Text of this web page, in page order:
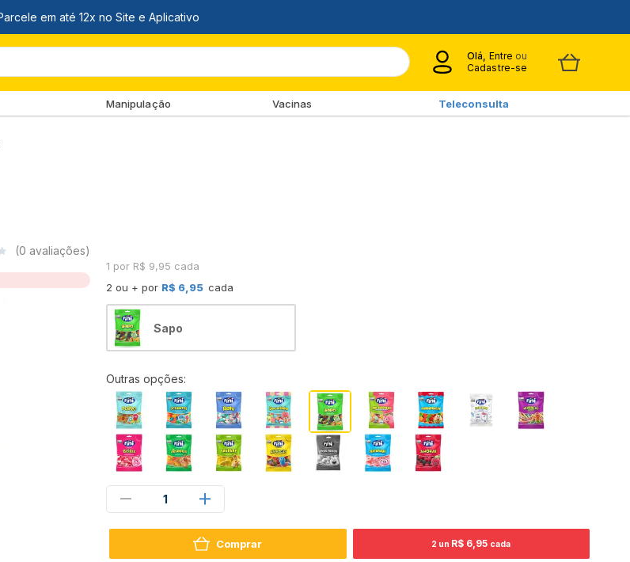
Olá, Entre ou
Cadastre-se
Manipulação Vacinas Teleconsulta
(0 avaliações)
1 por R$ 9,95 cada
2 ou + por R$ 6,95 cada
Sapo
Outras opções:
1
Comprar 2 un R$ 6,95 cada